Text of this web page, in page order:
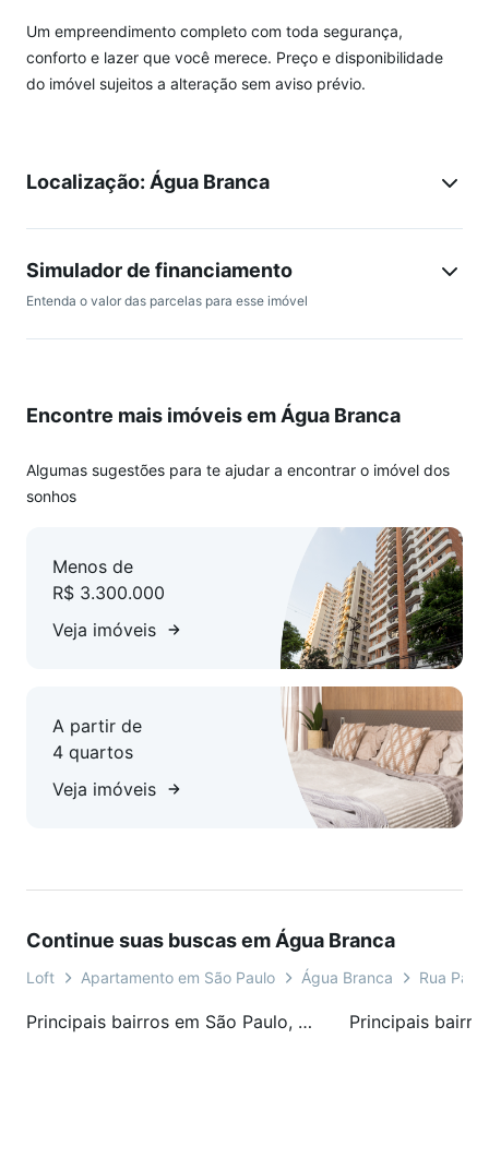
Um empreendimento completo com toda segurança,
conforto e lazer que você merece. Preço e disponibilidade
do imóvel sujeitos a alteração sem aviso prévio.
Localização: Água Branca
Simulador de financiamento
Entenda o valor das parcelas para esse imóvel
Encontre mais imóveis em Água Branca
Algumas sugestões para te ajudar a encontrar o imóvel dos
sonhos
Menos de
R$ 3.300.000
Veja imóveis
A partir de
4 quartos
Veja imóveis
Continue suas buscas em Água Branca
Loft Apartamento em São Paulo Água Branca Rua
Principais bairros em São Paulo, SP